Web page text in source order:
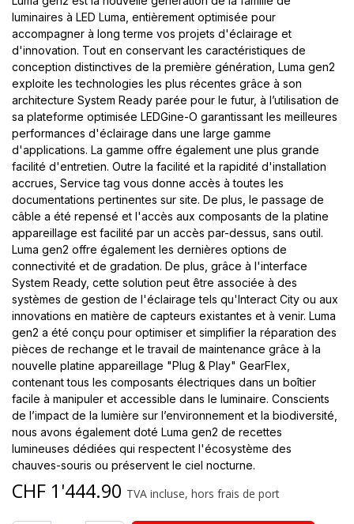
luminaires à LED Luma, entièrement optimisée pour
accompagner à long terme vos projets d'éclairage et
d'innovation. Tout en conservant les caractéristiques de
conception distinctives de la première génération, Luma gen2
exploite les technologies les plus récentes grâce à son
architecture System Ready parée pour le futur, à l’utilisation de
sa plateforme optimisée LEDGine-O garantissant les meilleures
performances d'éclairage dans une large gamme
d'applications. La gamme offre également une plus grande
facilité d'entretien. Outre la facilité et la rapidité d'installation
accrues, Service tag vous donne accès à toutes les
documentations pertinentes sur site. De plus, le passage de
câble a été repensé et l'accès aux composants de la platine
appareillage est facilité par un accès par-dessus, sans outil.
Luma gen2 offre également les dernières options de
connectivité et de gradation. De plus, grâce à l'interface
System Ready, cette solution peut être associée à des
systèmes de gestion de l'éclairage tels qu'Interact City ou aux
innovations en matière de capteurs existantes et à venir. Luma
gen2 a été conçu pour optimiser et simplifier la réparation des
pièces de rechange et le travail de maintenance grâce à la
nouvelle platine appareillage "Plug & Play" GearFlex,
contenant tous les composants électriques dans un boîtier
facile à manipuler et accessible dans le luminaire. Conscients
de l’impact de la lumière sur l’environnement et la biodiversité,
nous avons également doté Luma gen2 de recettes
lumineuses dédiées qui respectent l'écosystème des
chauves-souris ou préservent le ciel nocturne.
CHF 1'444.90 TVA incluse, hors frais de port